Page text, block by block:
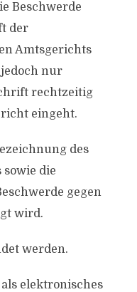
Beschwerde
der
Amtsgerichts
nur
rechtzeitig
eingeht.
des
sowie die
gegen
wird.
werden.
elektronisches